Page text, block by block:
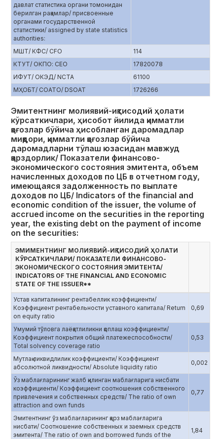
давлат статистика органи томонидан
берилган рақамлар/ присвоенные
органами государственной
статистики/ assigned by state statistics
authorities:
МШТ/ КФС/ CFO
114
КТУТ/ ОКПО: CEO
17820078
ИФУТ/ ОКЭД/ NCTA
61100
МҲОБТ/ СОАТО/ DSOAT
1726266
Эмитентнинг молиявий-иқтисодий ҳолати
кўрсаткичлари, ҳисобот йилида қимматли
қоғозлар бўйича ҳисобланган даромадлар
миқдори, қимматли қоғозлар бўйича
даромадларни тўлаш юзасидан мавжуд
қарздорлик/ Показатели финансово-
экономического состояния эмитента, объем
начисленных доходов по ЦБ в отчетном году,
имеющаяся задолженность по выплате
доходов по ЦБ/ Indicators of the financial and
economic condition of the issuer, the volume of
accrued income on the securities in the reporting
year, the existing debt on the payment of income
on the securities:
ЭМИМЕНТНИНГ МОЛИЯВИЙ-ИҚТИСОДИЙ ҲОЛАТИ
КЎРСАТКИЧЛАРИ/ ПОКАЗАТЕЛИ ФИНАНСОВО-
ЭКОНОМИЧЕСКОГО СОСТОЯНИЯ ЭМИТЕНТА/
INDICATORS OF THE FINANCIAL AND ECONOMIC
STATE OF THE ISSUER**
Устав капиталининг рентабеллик коэффициенти/
Коэффициент рентабельности уставного капитала/ Return
on equity ratio
0,69
Умумий тўловга лаёқатлиликни қоплаш коэффициенти/
Коэффициент покрытия общий платежеспособности/
Total solvency coverage ratio
0,53
Мутлақ ликвидлилик коэффициенти/ Коэффициент
абсолютной ликвидности/ Absolute liquidity ratio
0,002
Ўз маблағларининг жалб қилинган маблағларига нисбати
коэффициенти/ Коэффициент соотношения собственного
привлечения и собственных средств/ The ratio of own
attraction and own funds
0,77
Эмитентнинг ўз маблағларининг қарз маблағларига
нисбати/ Соотношение собственных и заемных средств
эмитента/ The ratio of own and borrowed funds of the
1,84